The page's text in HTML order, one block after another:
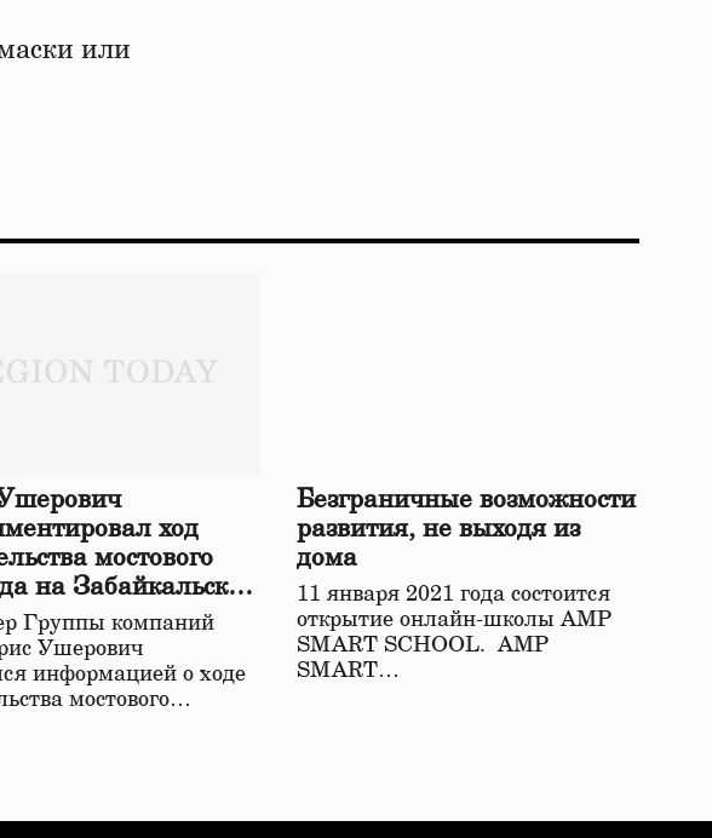
или
ход
мостового
на Забайкальской
дороге
Группы компаний
Ушерович
информацией о ходе
мостового…
Безграничные возможности
развития, не выходя из
дома
11 января 2021 года состоится
открытие онлайн-школы АМР
SMART SCHOOL. АМР
SMART…